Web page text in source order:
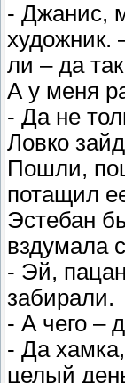
- Джанис,
художник.
ли – да
А у меня
- Да не
Ловко
Пошли,
потащил
Эстебан
вздумала
- Эй,
забирали.
- А чего –
- Да
целый